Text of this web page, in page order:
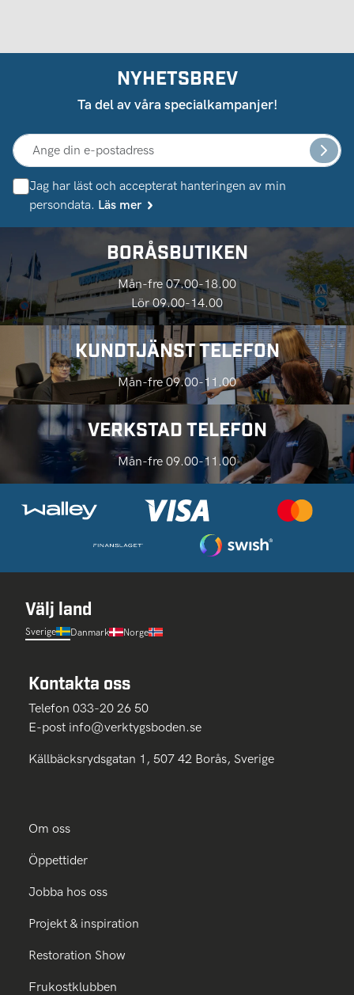
NYHETSBREV
Ta del av våra specialkampanjer!
Jag har läst och accepterat hanteringen av min
persondata. Läs mer
BORÅSBUTIKEN
Mån-fre 07.00-18.00
Lör 09.00-14.00
KUNDTJÄNST TELEFON
Mån-fre 09.00-11.00
VERKSTAD TELEFON
Mån-fre 09.00-11.00
Välj land
Sverige Danmark Norge
Kontakta oss
Telefon 033-20 26 50
E-post info@verktygsboden.se
Källbäcksrydsgatan 1, 507 42 Borås, Sverige
Om oss
Öppettider
Jobba hos oss
Projekt & inspiration
Restoration Show
Frukostklubben